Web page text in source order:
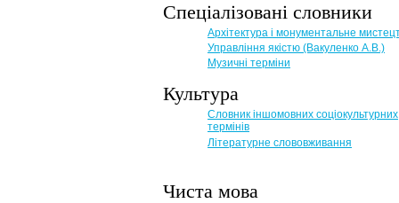
Спеціалізовані словники
Архітектура і монументальне
Управління якістю (Вакуленко А.В.)
Музичні терміни
Культура
Словник іншомовних соціокультурних
термінів
Літературне слововживання
Чиста мова